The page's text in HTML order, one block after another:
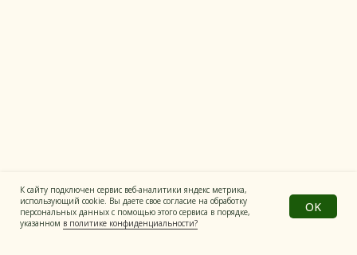
К сайту подключен сервис веб-аналитики яндекс метрика,
использующий cookie. Вы даете свое согласие на обработку
персональных данных с помощью этого сервиса в порядке,
указанном в политике конфиденциальности?
OK